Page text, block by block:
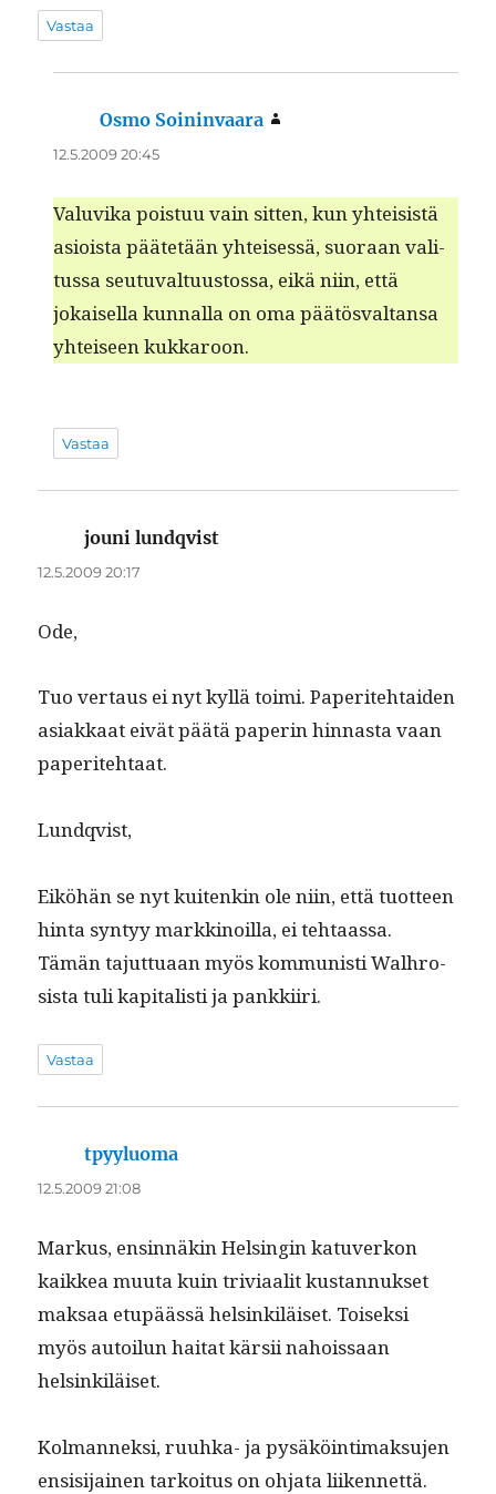
Vastaa
Osmo Soininvaara
12.5.2009 20:45
Val­u­vi­ka pois­tuu vain sit­ten, kun yhtei­sistä
asioista päätetään yhteisessä, suo­raan val­i­
tus­sa seu­tu­val­tu­us­tossa, eikä niin, että
jokaisel­la kun­nal­la on oma päätös­val­tansa
yhteiseen kukkaroon.
Vastaa
jouni lundqvist
12.5.2009 20:17
Ode,
Tuo ver­taus ei nyt kyl­lä toi­mi. Paperite­htaiden
asi­akkaat eivät päätä paperin hin­nas­ta vaan
paperitehtaat.
Lundqvist,
Eiköhän se nyt kuitenkin ole niin, että tuot­teen
hin­ta syn­tyy markki­noil­la, ei tehtaas­sa.
Tämän tajut­tuaan myös kom­mu­nisti Walhro­
sista tuli kap­i­tal­isti ja pankkiiri.
Vastaa
tpyyluoma
12.5.2009 21:08
Markus, ensin­näkin Helsin­gin katu­verkon
kaikkea muu­ta kuin triv­i­aalit kus­tan­nuk­set
mak­saa etupäässä helsinkiläiset. Toisek­si
myös autoilun hai­tat kär­sii nahois­saan
helsinkiläiset.
Kol­man­nek­si, ruuh­ka- ja pysäköin­ti­mak­su­jen
ensisi­jainen tarkoi­tus on ohja­ta liiken­net­tä.